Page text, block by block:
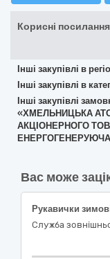
Корисні посилання
Інші закупівлі в
Інші закупівлі в
Інші закупівлі
«ХМЕЛЬНИЦЬКА
АКЦІОНЕРНОГО
Вас може
Рукавички
Служба